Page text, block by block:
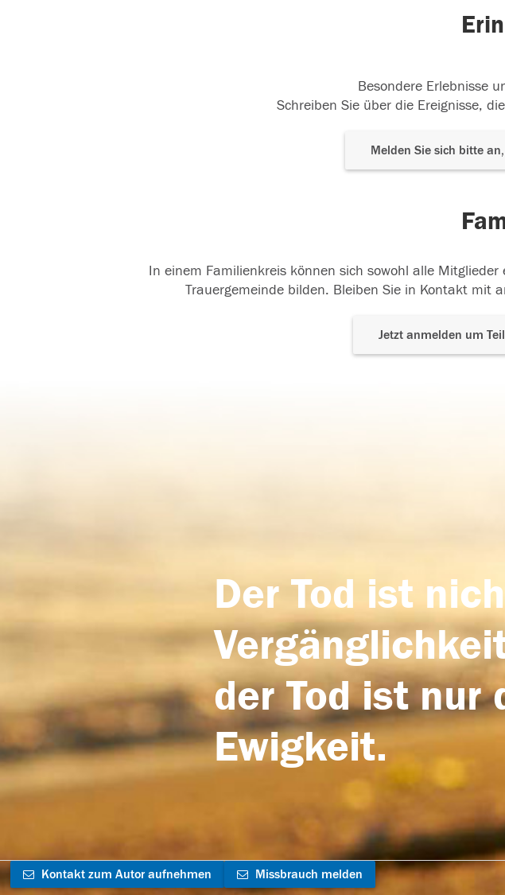
Besondere Erlebnisse
Schreiben Sie über die Ereignisse,
Melden Sie sich bitte
In einem Familienkreis können sich sowohl alle
Trauergemeinde bilden. Bleiben Sie in Kontakt mit
Jetzt anmelden um
Der Tod ist
der Tod ist nur
Ewigkeit.
Kontakt zum Autor aufnehmen Missbrauch melden